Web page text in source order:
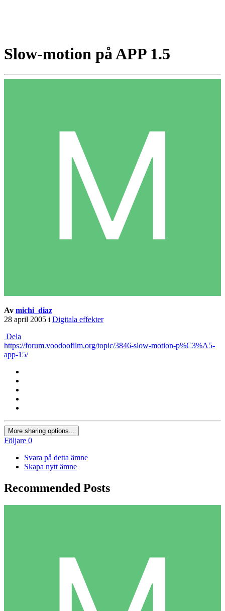
Slow-motion på APP 1.5
Av michi_diaz
28 april 2005 i Digitala effekter
Dela
https://forum.voodoofilm.org/topic/3846-slow-motion-p%C3%A5-
app-15/
More sharing options...
Följare 0
Svara på detta ämne
Skapa nytt ämne
Recommended Posts